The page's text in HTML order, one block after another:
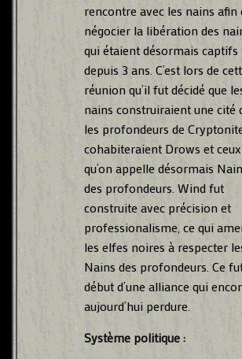
rencontre avec les nains afin
négocier la libération des
qui étaient désormais captifs
depuis 3 ans. C’est lors de
réunion qu’il fut décidé que
nains construiraient une cité
les profondeurs de
cohabiteraient Drows et ceux
qu’on appelle désormais
des profondeurs. Wind fut
construite avec précision et
professionalisme, ce qui
les elfes noires à respecter
Nains des profondeurs. Ce
début d’une alliance qui
aujourd’hui perdure.
Système politique :